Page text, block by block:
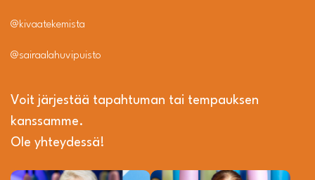
@kivaatekemista
@sairaalahuvipuisto
Voit järjestää tapahtuman tai tempauksen
kanssamme.
Ole yhteydessä!